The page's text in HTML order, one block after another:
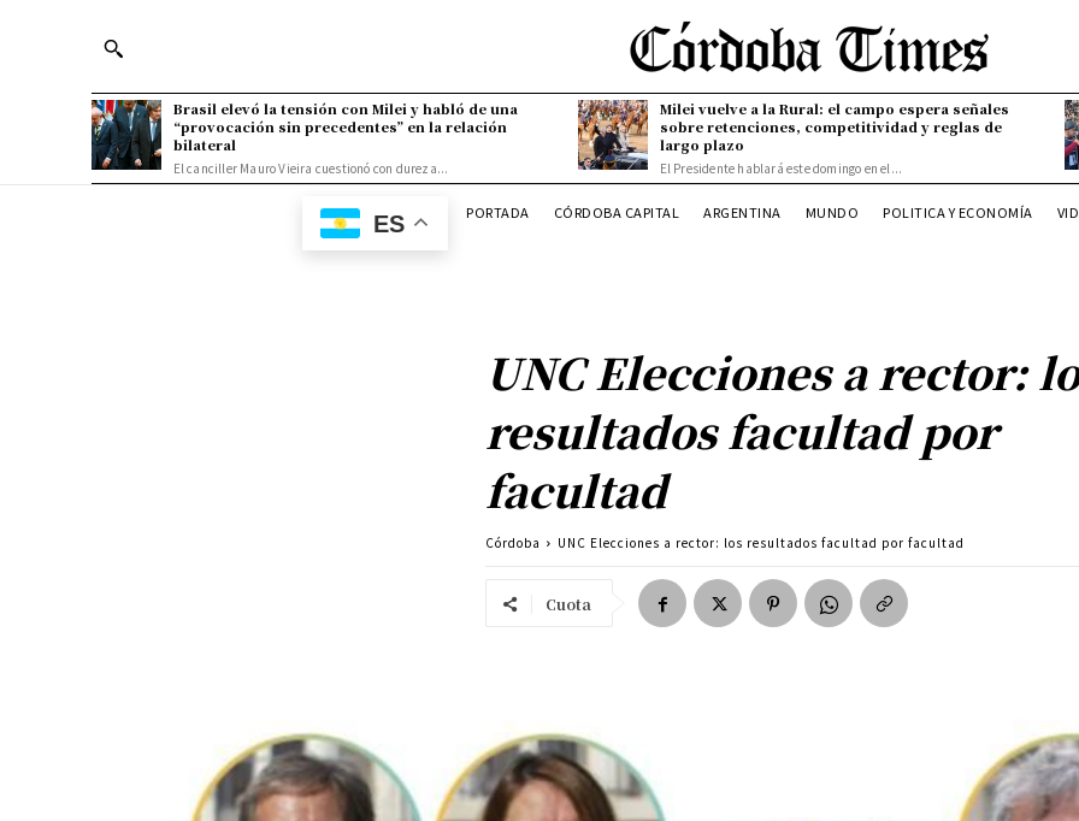
Brasil elevó la tensión con Milei y habló de una
“provocación sin precedentes” en la relación
bilateral
El canciller Mauro Vieira cuestionó con dureza...
Milei vuelve a la Rural: el campo espera señales
sobre retenciones, competitividad y reglas de
largo plazo
El Presidente hablará este domingo en el...
ES PORTADA CÓRDOBA CAPITAL ARGENTINA MUNDO POLITICA Y ECONOMÍA
UNC Elecciones a rector:
resultados facultad por
facultad
Córdoba UNC Elecciones a rector: los resultados facultad por facultad
Cuota